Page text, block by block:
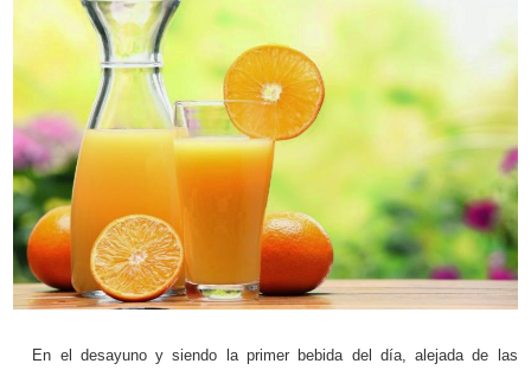
En el desayuno y siendo la primer bebida del día, alejada de las